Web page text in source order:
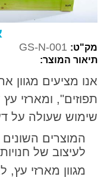
מק"ט: GS-N-001
תיאור המוצר:
אנו מציעים מגוון
תפוזים", ומארזי
שימוש שעולה על
המוצרים
לעיצוב של
מגוון מארזי עץ,